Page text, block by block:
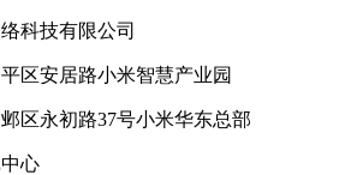
科技有限公司
区安居路小米智慧产业园
区永初路37号小米华东总部
心